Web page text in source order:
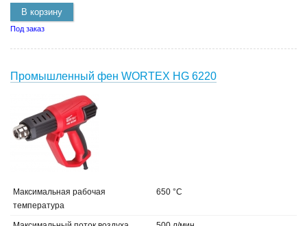
В корзину
Под заказ
Промышленный фен WORTEX HG 6220
Максимальная рабочая
температура
650 °C